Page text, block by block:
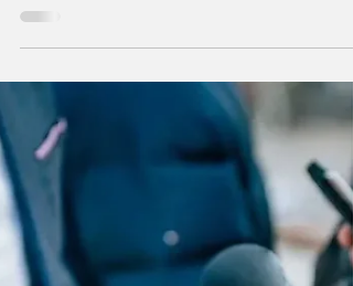
La iniciativa fue impulsada en el Concejo
marco del próximo Día del Periodista,
propone homenajear a la comunicadora
fallecida el pasado 6 de abril. El Concejo
Municipal de Capitán Bermúdez aprobó este
martes un proyecto de declaración para
reconocer la trayectoria de la periodista
Adriana Guzzetti, quien falleció el pasado 6
de abril, en el marco de la conmemoración